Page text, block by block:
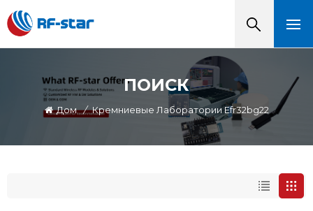
ПОИСК
Дом / Кремниевые Лаборатории Efr32bg22